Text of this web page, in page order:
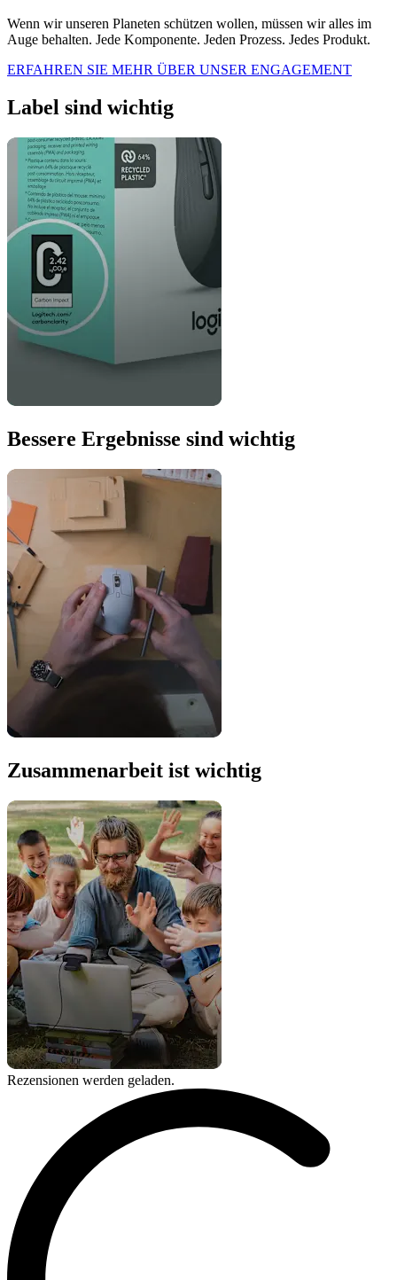
Wenn wir unseren Planeten schützen wollen, müssen wir alles im
Auge behalten. Jede Komponente. Jeden Prozess. Jedes Produkt.
ERFAHREN SIE MEHR ÜBER UNSER ENGAGEMENT
Label sind wichtig
Bessere Ergebnisse sind wichtig
Zusammenarbeit ist wichtig
Rezensionen werden geladen.